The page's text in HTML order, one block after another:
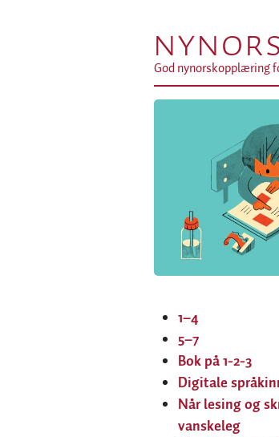
God nynorskopplæring
1–4
5–7
Bok på 1-2-3
Digitale
Når lesing og
vanskeleg